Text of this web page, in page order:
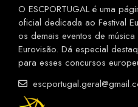
O ESCPORTUGAL é uma
oficial dedicada ao Festival
os demais eventos de
Eurovisão. Dá especial
para esses concursos